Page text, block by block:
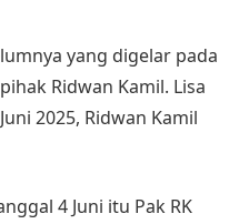
yang digelar pada
Ridwan Kamil. Lisa
2025, Ridwan Kamil
4 Juni itu Pak RK